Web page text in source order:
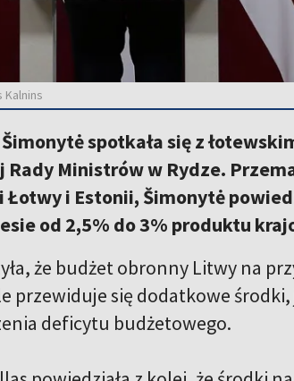
Kalnins
spotkała się z
Rady Ministrów w Rydze.
i Estonii, Šimonytė
od 2,5% do 3% produktu
że budżet obronny Litwy na
przewiduje się dodatkowe
deficytu budżetowego.